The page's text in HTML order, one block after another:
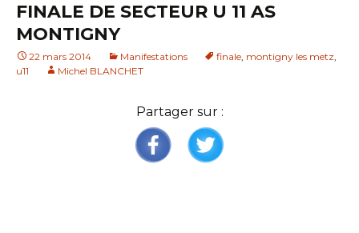
FINALE DE SECTEUR U 11 AS
MONTIGNY
22 mars 2014 Manifestations finale, montigny les metz,
u11
Michel BLANCHET
Partager sur :